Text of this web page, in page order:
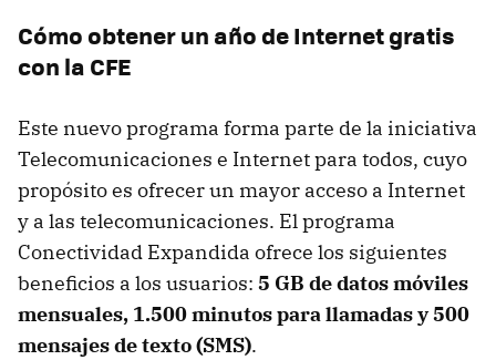
Cómo obtener un año de Internet gratis
con la CFE
Este nuevo programa forma parte de la iniciativa
Telecomunicaciones e Internet para todos, cuyo
propósito es ofrecer un mayor acceso a Internet
y a las telecomunicaciones. El programa
Conectividad Expandida ofrece los siguientes
beneficios a los usuarios: 5 GB de datos móviles
mensuales, 1.500 minutos para llamadas y 500
mensajes de texto (SMS).